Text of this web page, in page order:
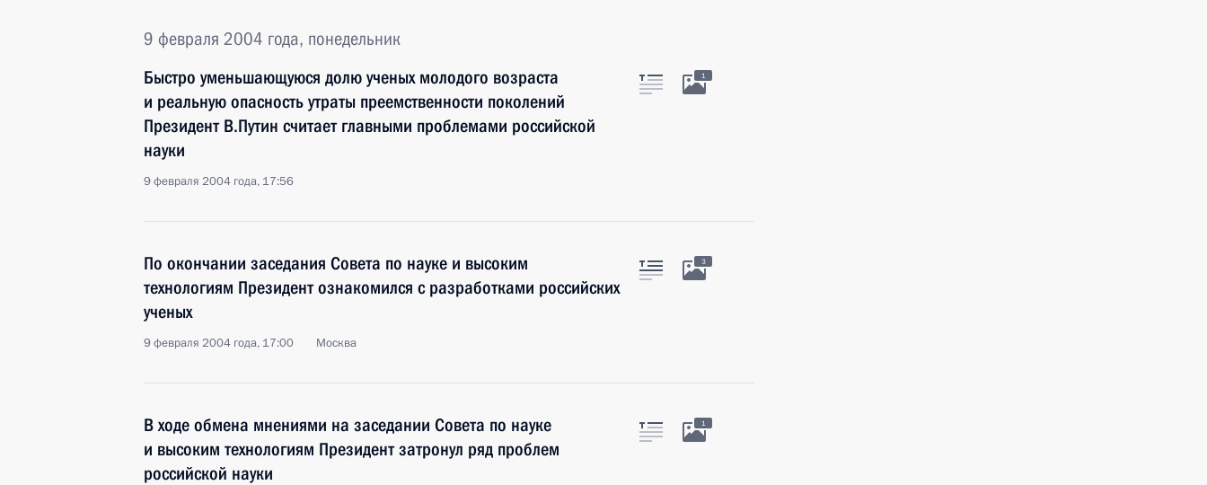
9 февраля 2004 года, понедельник
Быстро уменьшающуюся долю ученых молодого возраста
и реальную опасность утраты преемственности поколений
Президент В.Путин считает главными проблемами российской
науки
9 февраля 2004 года, 17:56
1
По окончании заседания Совета по науке и высоким
технологиям Президент ознакомился с разработками российских
ученых
9 февраля 2004 года, 17:00 Москва
3
В ходе обмена мнениями на заседании Совета по науке
и высоким технологиям Президент затронул ряд проблем
российской науки
1